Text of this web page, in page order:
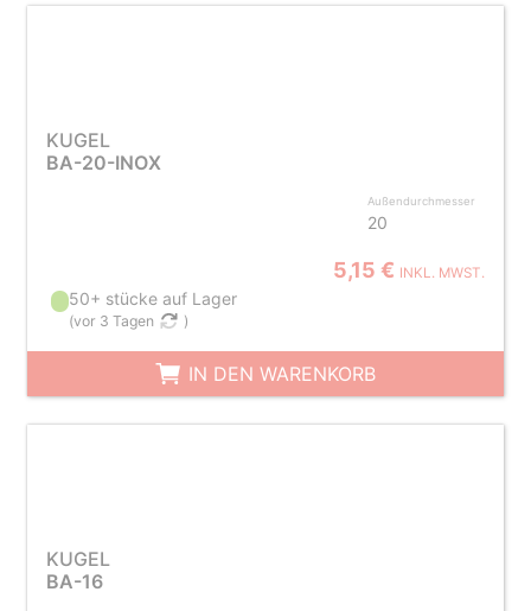
KUGEL
BA-20-INOX
Außendurchmesser
20
5,15 € INKL. MWST.
50+ stücke auf Lager
(vor 3 Tagen )
IN DEN WARENKORB
KUGEL
BA-16